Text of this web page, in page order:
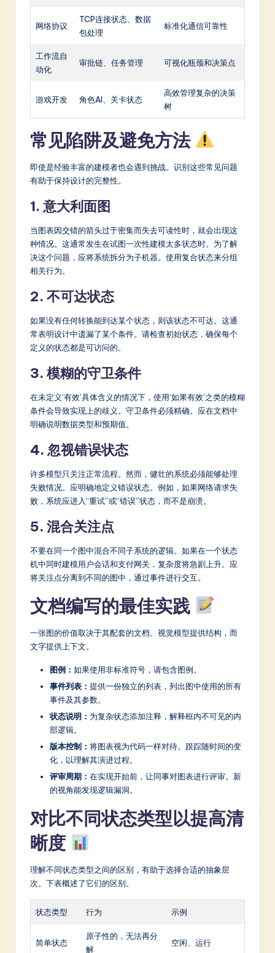
网络协议
TCP连接状态、数据
包处理
标准化通信可靠性
工作流自
动化
审批链、任务管理 可视化瓶颈和决策点
游戏开发 角色AI、关卡状态
高效管理复杂的决策
树
常见陷阱及避免方法
即使是经验丰富的建模者也会遇到挑战。识别这些常见问题
有助于保持设计的完整性。
1. 意大利面图
当图表因交错的箭头过于密集而失去可读性时，就会出现这
种情况。这通常发生在试图一次性建模太多状态时。为了解
决这个问题，应将系统拆分为子机器。使用复合状态来分组
相关行为。
2. 不可达状态
如果没有任何转换能到达某个状态，则该状态不可达。这通
常表明设计中遗漏了某个条件。请检查初始状态，确保每个
定义的状态都是可访问的。
3. 模糊的守卫条件
在未定义‘有效’具体含义的情况下，使用‘如果有效’之类的模糊
条件会导致实现上的歧义。守卫条件必须精确。应在文档中
明确说明数据类型和预期值。
4. 忽视错误状态
许多模型只关注正常流程。然而，健壮的系统必须能够处理
失败情况。应明确地定义错误状态。例如，如果网络请求失
败，系统应进入“重试”或“错误”状态，而不是崩溃。
5. 混合关注点
不要在同一个图中混合不同子系统的逻辑。如果在一个状态
机中同时建模用户会话和支付网关，复杂度将急剧上升。应
将关注点分离到不同的图中，通过事件进行交互。
文档编写的最佳实践
一张图的价值取决于其配套的文档。视觉模型提供结构，而
文字提供上下文。
图例： 如果使用非标准符号，请包含图例。
事件列表： 提供一份独立的列表，列出图中使用的所有
事件及其参数。
状态说明： 为复杂状态添加注释，解释框内不可见的内
部逻辑。
版本控制： 将图表视为代码一样对待。跟踪随时间的变
化，以理解其演进过程。
评审周期： 在实现开始前，让同事对图表进行评审。新
的视角能发现逻辑漏洞。
对比不同状态类型以提高清
晰度
理解不同状态类型之间的区别，有助于选择合适的抽象层
次。下表概述了它们的区别。
状态类型 行为 示例
简单状态
原子性的，无法再分
解
空闲、运行